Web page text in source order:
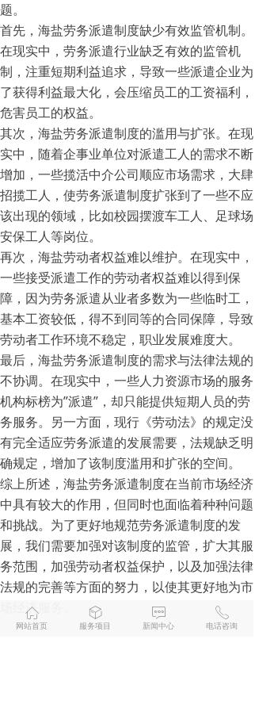
题。
首先，海盐劳务派遣制度缺少有效监管机制。
在现实中，劳务派遣行业缺乏有效的监管机
制，注重短期利益追求，导致一些派遣企业为
了获得利益最大化，会压缩员工的工资福利，
危害员工的权益。
其次，海盐劳务派遣制度的滥用与扩张。在现
实中，随着企事业单位对派遣工人的需求不断
增加，一些揽活中介公司顺应市场需求，大肆
招揽工人，使劳务派遣制度扩张到了一些不应
该出现的领域，比如校园摆渡车工人、足球场
安保工人等岗位。
再次，海盐劳动者权益难以维护。在现实中，
一些接受派遣工作的劳动者权益难以得到保
障，因为劳务派遣从业者多数为一些临时工，
基本工资较低，得不到同等的合同保障，导致
劳动者工作环境不稳定，职业发展难度大。
最后，海盐劳务派遣制度的需求与法律法规的
不协调。在现实中，一些人力资源市场的服务
机构标榜为”派遣”，却只能提供短期人员的劳
务服务。另一方面，现行《劳动法》的规定没
有完全适应劳务派遣的发展需要，法规缺乏明
确规定，增加了该制度滥用和扩张的空间。
综上所述，海盐劳务派遣制度在当前市场经济
中具有较大的作用，但同时也面临着种种问题
和挑战。为了更好地规范劳务派遣制度的发
展，我们需要加强对该制度的监管，扩大其服
务范围，加强劳动者权益保护，以及加强法律
法规的完善等方面的努力，以使其更好地为市
场经济服务。
ꀇ
网站首页
ꁦ
服务项目
ꁳ
新闻中心
ꂅ
电话咨询